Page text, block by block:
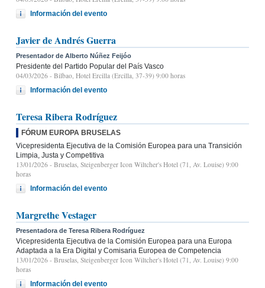
Información del evento
Javier de Andrés Guerra
Presentador de Alberto Núñez Feijóo
Presidente del Partido Popular del País Vasco
04/03/2026 - Bilbao, Hotel Ercilla (Ercilla, 37-39) 9:00 horas
Información del evento
Teresa Ribera Rodríguez
FÓRUM EUROPA BRUSELAS
Vicepresidenta Ejecutiva de la Comisión Europea para una Transición
Limpia, Justa y Competitiva
13/01/2026 - Bruselas, Steigenberger Icon Wiltcher's Hotel (71, Av. Louise) 9:00
horas
Información del evento
Margrethe Vestager
Presentadora de Teresa Ribera Rodríguez
Vicepresidenta Ejecutiva de la Comisión Europea para una Europa
Adaptada a la Era Digital y Comisaria Europea de Competencia
13/01/2026 - Bruselas, Steigenberger Icon Wiltcher's Hotel (71, Av. Louise) 9:00
horas
Información del evento